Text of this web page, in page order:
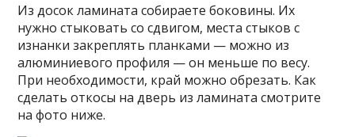
Из досок ламината собираете боковины. Их
нужно стыковать со сдвигом, места стыков с
изнанки закреплять планками — можно из
алюминиевого профиля — он меньше по весу.
При необходимости, край можно обрезать. Как
сделать откосы на дверь из ламината смотрите
на фото ниже.